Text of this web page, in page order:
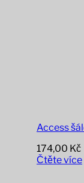
Access
174,00 Kč
Čtěte více